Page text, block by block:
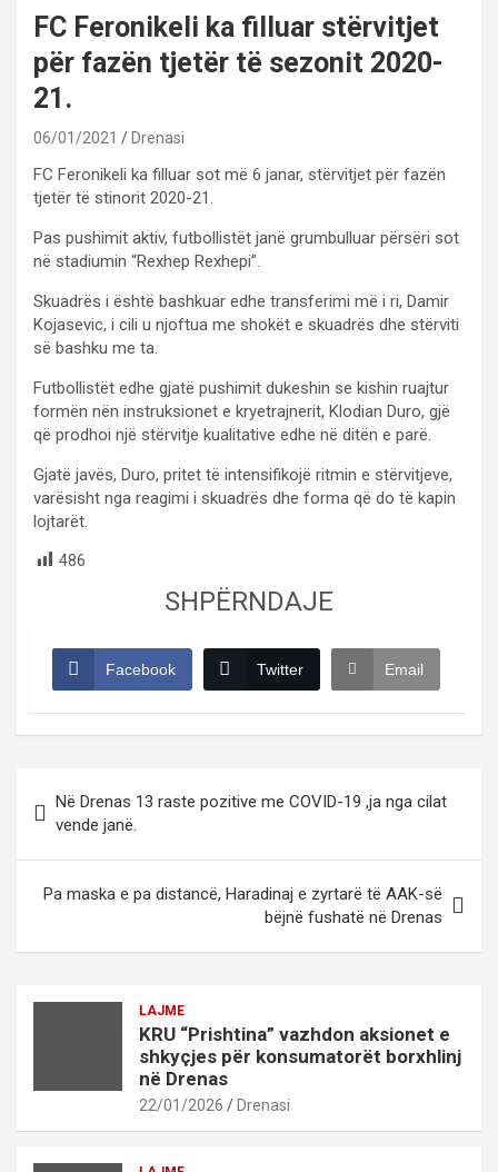
FC Feronikeli ka filluar stërvitjet
për fazën tjetër të sezonit 2020-
21.
06/01/2021 Drenasi
FC Feronikeli ka filluar sot më 6 janar, stërvitjet për fazën
tjetër të stinorit 2020-21.
Pas pushimit aktiv, futbollistët janë grumbulluar përsëri sot
në stadiumin “Rexhep Rexhepi”.
Skuadrës i është bashkuar edhe transferimi më i ri, Damir
Kojasevic, i cili u njoftua me shokët e skuadrës dhe stërviti
së bashku me ta.
Futbollistët edhe gjatë pushimit dukeshin se kishin ruajtur
formën nën instruksionet e kryetrajnerit, Klodian Duro, gjë
që prodhoi një stërvitje kualitative edhe në ditën e parë.
Gjatë javës, Duro, pritet të intensifikojë ritmin e stërvitjeve,
varësisht nga reagimi i skuadrës dhe forma që do të kapin
lojtarët.
486
SHPËRNDAJE
Facebook Twitter Email
navigation
Në Drenas 13 raste pozitive me COVID-19 ,ja nga cilat
vende janë.
Pa maska e pa distancë, Haradinaj e zyrtarë të AAK-së
bëjnë fushatë në Drenas
LAJME
KRU “Prishtina” vazhdon aksionet e
shkyçjes për konsumatorët borxhlinj
në Drenas
22/01/2026 Drenasi